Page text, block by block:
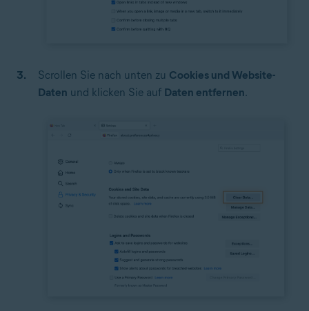
Scrollen Sie nach unten zu Cookies und Website-
Daten und klicken Sie auf Daten entfernen.